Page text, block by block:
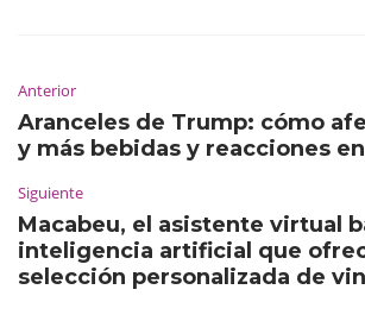
Anterior
Aranceles de Trump: cómo
y más bebidas y reacciones
Siguiente
Macabeu, el asistente virtual
inteligencia artificial que
selección personalizada de